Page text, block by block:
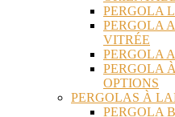
PERGOLA
PERGOLA
VITRÉE
PERGOLA
PERGOLA
OPTIONS
PERGOLAS À
PERGOLA